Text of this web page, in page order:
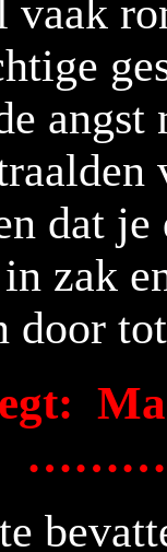
vaak
dat
zak
door